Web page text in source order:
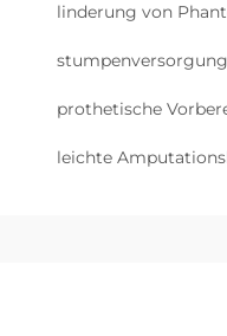
linderung von
prothetische
leichte